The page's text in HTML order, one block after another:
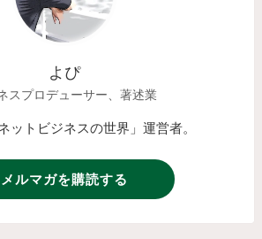
よぴ
スプロデューサー、著述業
ットビジネスの世界」運営者。
メルマガを購読する